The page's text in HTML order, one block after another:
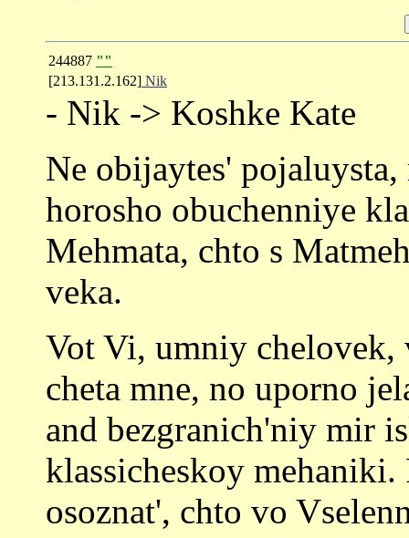
244887 ""
[213.131.2.162] Nik
- Nik -> Koshke Kate
Ne obijaytes'
horosho obuchenniye
Mehmata, chto s
veka.
Vot Vi, umniy chelovek,
cheta mne, no uporno
and bezgranich'niy mir
klassicheskoy
osoznat', chto vo